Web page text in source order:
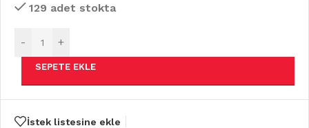
129 adet stokta
- +
SEPETE EKLE
İstek listesine ekle